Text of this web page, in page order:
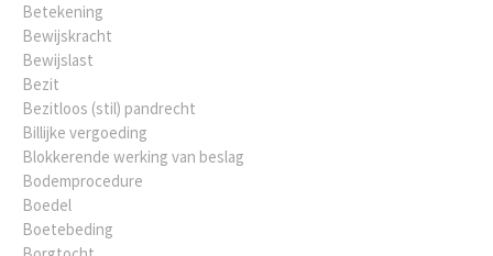
Betekening
Bewijskracht
Bewijslast
Bezit
Bezitloos (stil) pandrecht
Billijke vergoeding
Blokkerende werking van beslag
Bodemprocedure
Boedel
Boetebeding